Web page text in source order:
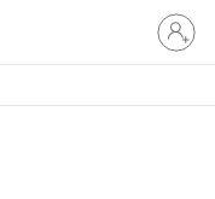
oturum
açın